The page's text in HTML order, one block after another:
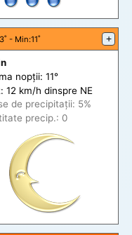
- Min:11˚ +
nopții: 11°
12 km/h dinspre NE
de precipitații: 5%
precip.: 0